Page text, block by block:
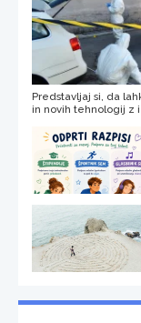
Predstavljaj si, da
in novih tehnologij z